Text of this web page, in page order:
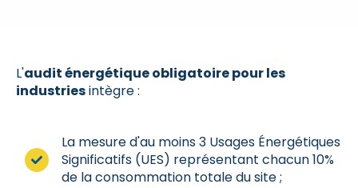
L'audit énergétique obligatoire pour les
industriesintègre :
La mesure d'au moins 3 Usages Énergétiques
Significatifs (UES) représentant chacun 10%
de la consommation totale du site ;